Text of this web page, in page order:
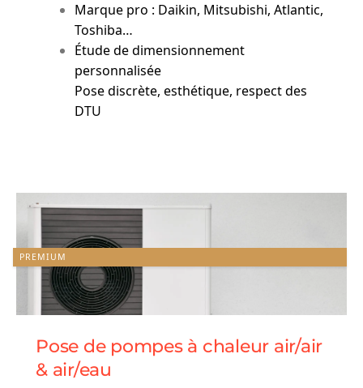
Marque pro : Daikin, Mitsubishi, Atlantic,
Toshiba…
Étude de dimensionnement
personnalisée
Pose discrète, esthétique, respect des
DTU
PREMIUM
Pose de pompes à chaleur air/air
& air/eau